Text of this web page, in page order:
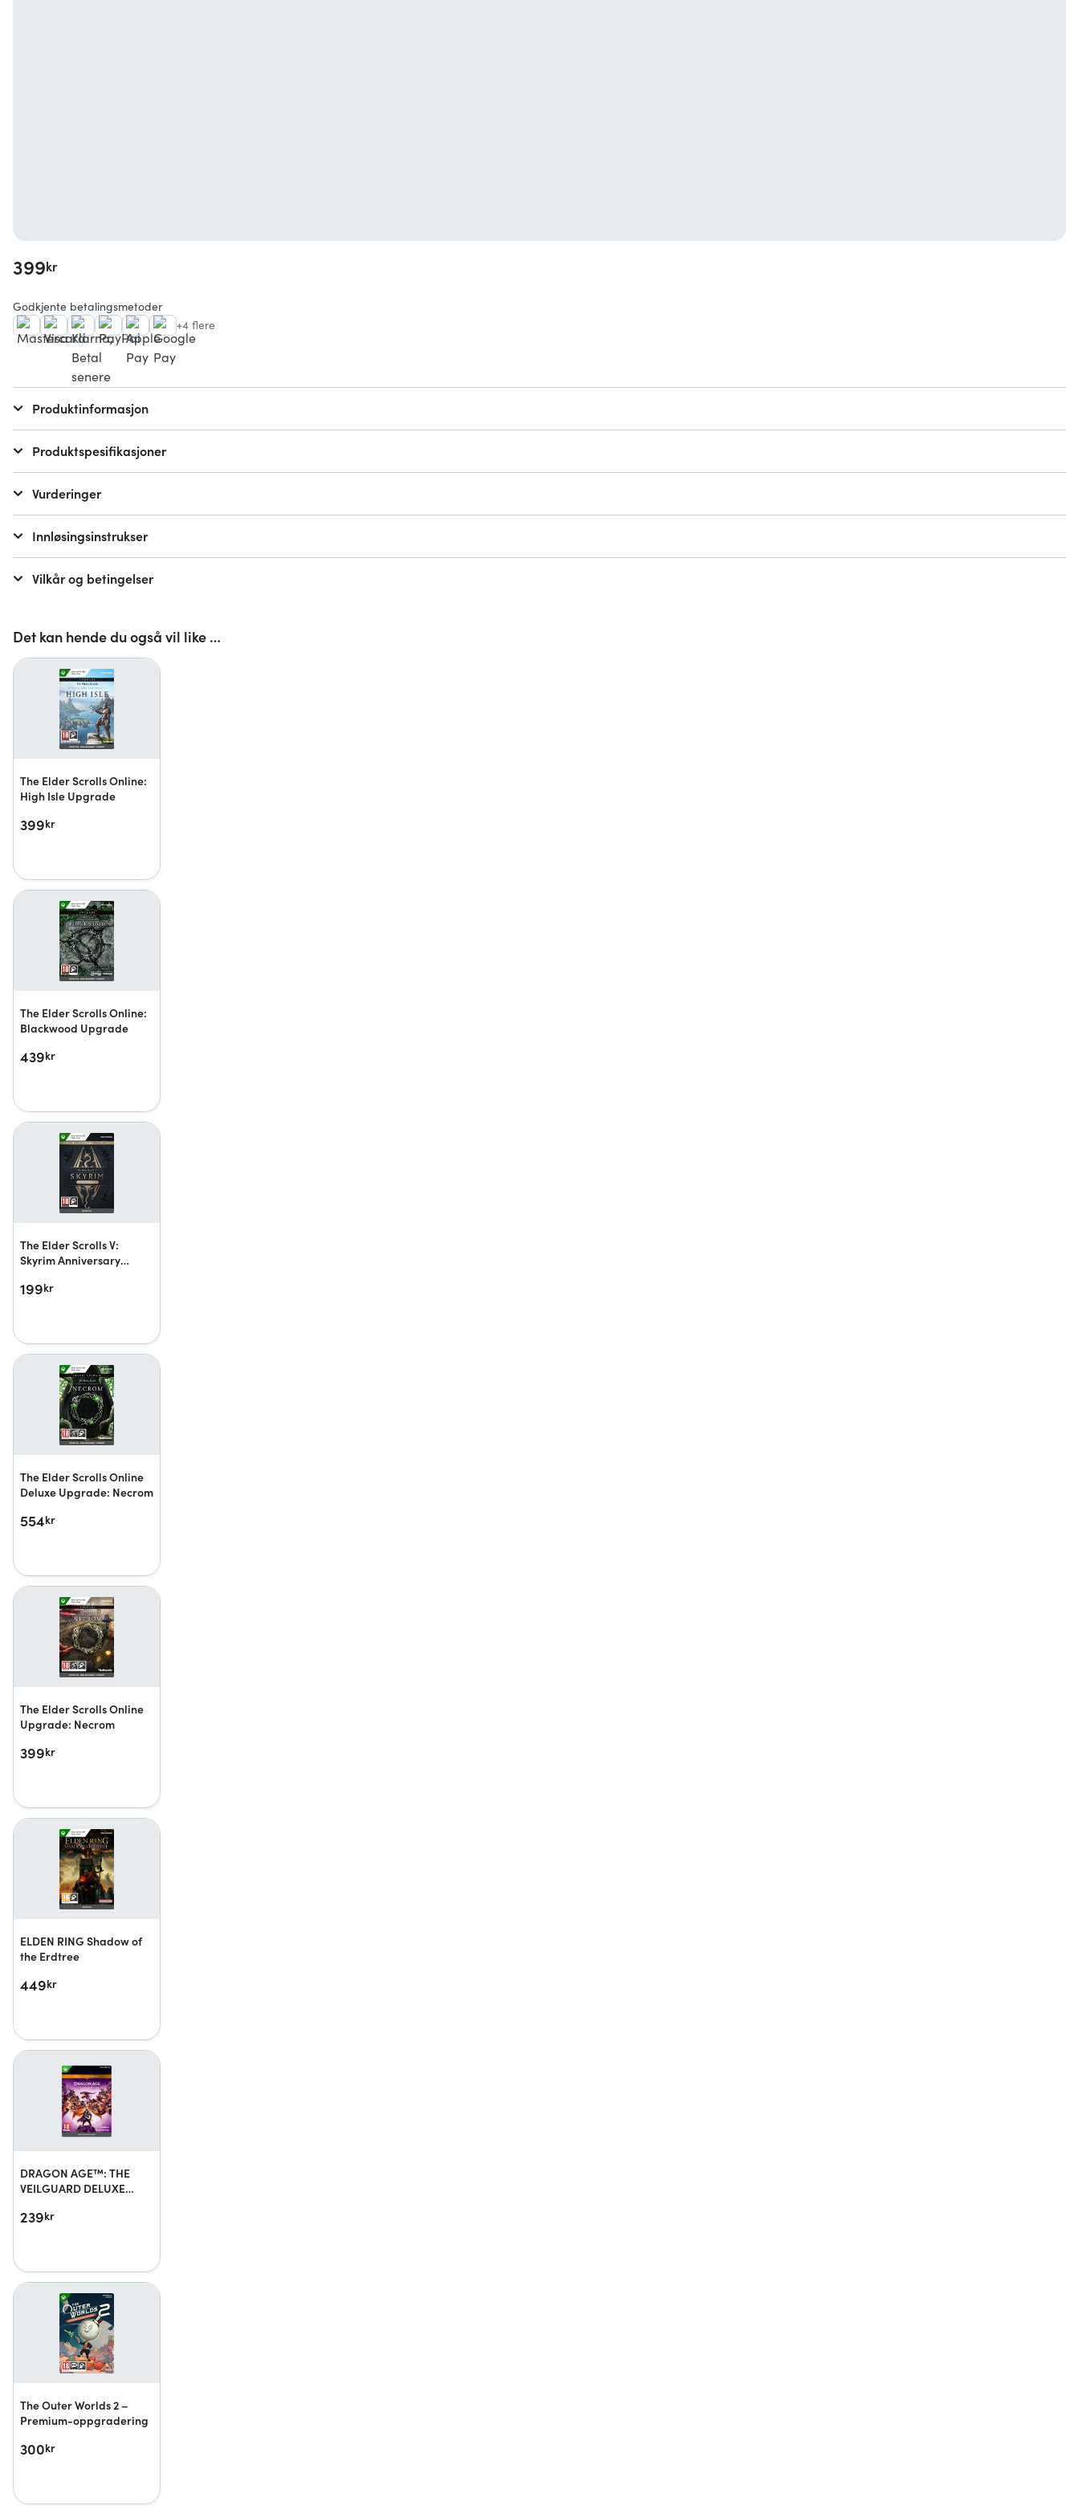
Det kan hende du også vil like …
The Elder Scrolls Online:
High Isle Upgrade
399kr
The Elder Scrolls Online:
Blackwood Upgrade
439kr
The Elder Scrolls V:
Skyrim Anniversary
199kr
The Elder Scrolls Online
Deluxe Upgrade: Necrom
554kr
The Elder Scrolls Online
Upgrade: Necrom
399kr
ELDEN RING Shadow of
the Erdtree
449kr
DRAGON AGE™: THE
VEILGUARD DELUXE
239kr
The Outer Worlds 2 –
Premium-oppgradering
300kr
399kr
Godkjente betalingsmetoder
+4 flere
Produktinformasjon
Produktspesifikasjoner
Vurderinger
Innløsingsinstrukser
Vilkår og betingelser